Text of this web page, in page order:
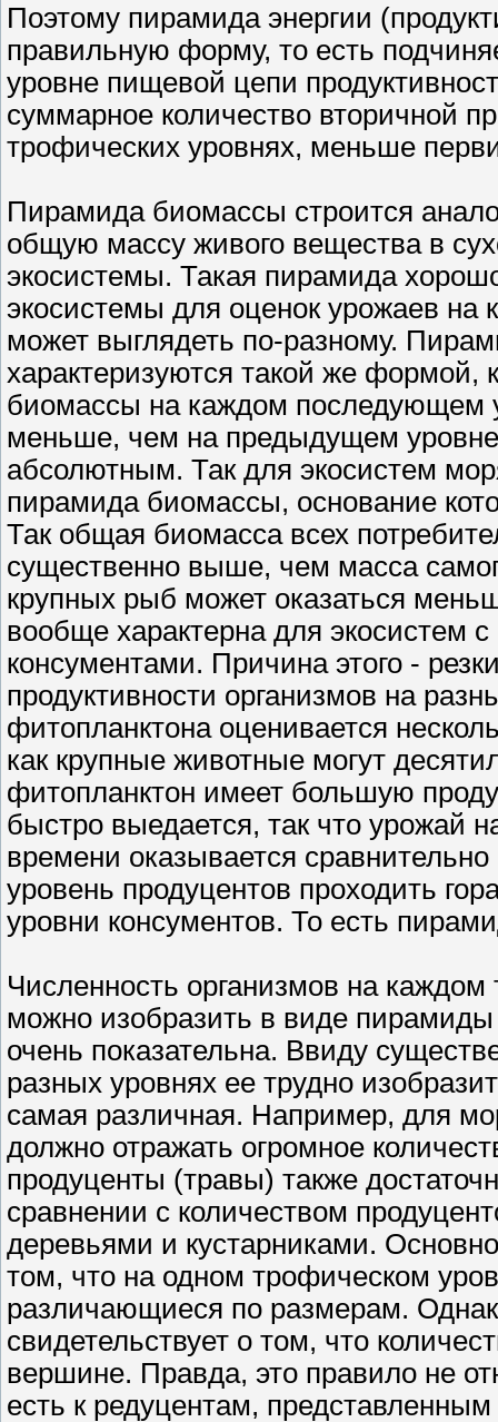
Поэтому пирамида энергии
правильную форму, то есть
уровне пищевой цепи
суммарное количество вторичной
трофических уровнях, меньше
Пирамида биомассы строится
общую массу живого вещества в
экосистемы. Такая пирамида
экосистемы для оценок урожаев на
может выглядеть по-разному.
характеризуются такой же формой,
биомассы на каждом последующем
меньше, чем на предыдущем
абсолютным. Так для экосистем
пирамида биомассы, основание
Так общая биомасса всех
существенно выше, чем масса
крупных рыб может оказаться
вообще характерна для экосистем
консументами. Причина этого -
продуктивности организмов на
фитопланктона оценивается
как крупные животные могут
фитопланктон имеет большую
быстро выедается, так что урожай
времени оказывается
уровень продуцентов проходить
уровни консументов. То есть
Численность организмов на
можно изобразить в виде
очень показательна. Ввиду
разных уровнях ее трудно
самая различная. Например, для
должно отражать огромное
продуценты (травы) также
сравнении с количеством
деревьями и кустарниками.
том, что на одном трофическом
различающиеся по размерам.
свидетельствует о том, что
вершине. Правда, это правило не
есть к редуцентам,